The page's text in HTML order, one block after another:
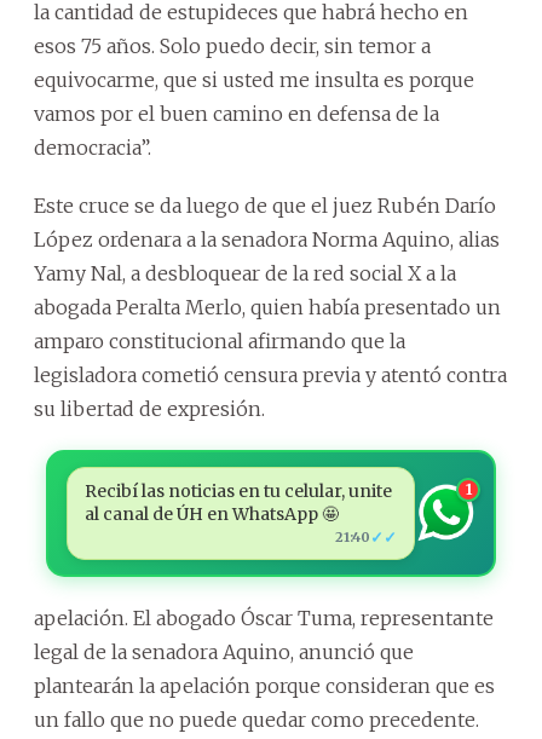
la cantidad de estupideces que habrá hecho en
esos 75 años. Solo puedo decir, sin temor a
equivocarme, que si usted me insulta es porque
vamos por el buen camino en defensa de la
democracia”.
Este cruce se da luego de que el juez Rubén Darío
López ordenara a la senadora Norma Aquino, alias
Yamy Nal, a desbloquear de la red social X a la
abogada Peralta Merlo, quien había presentado un
amparo constitucional afirmando que la
legisladora cometió censura previa y atentó contra
su libertad de expresión.
Recibí las noticias en tu celular, unite
al canal de ÚH en WhatsApp 🤩
21:40 ✓✓
1
apelación. El abogado Óscar Tuma, representante
legal de la senadora Aquino, anunció que
plantearán la apelación porque consideran que es
un fallo que no puede quedar como precedente.